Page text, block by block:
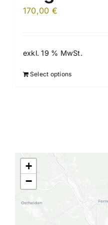
170,00 €
exkl. 19 % MwSt.
Select options
+
−